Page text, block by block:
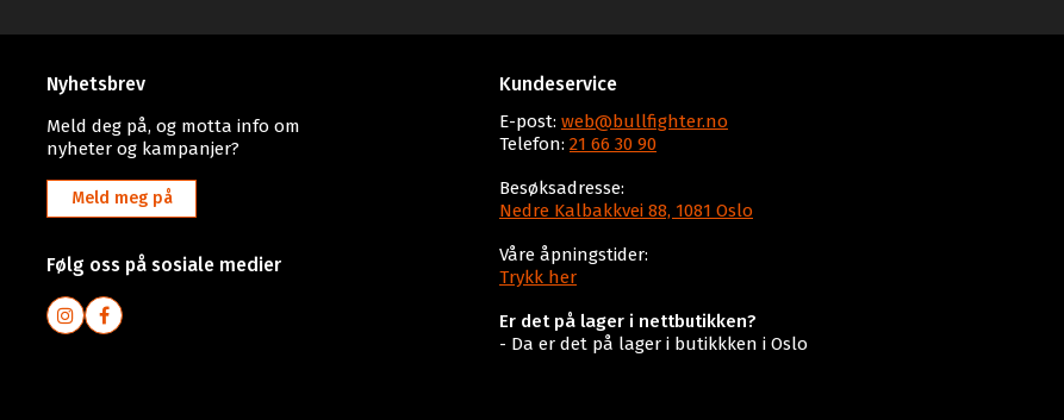
Nyhetsbrev
Meld deg på, og motta info om
nyheter og kampanjer?
Meld meg på
Følg oss på sosiale medier
Kundeservice
E-post: web@bullfighter.no
Telefon: 21 66 30 90
Besøksadresse:
Nedre Kalbakkvei 88, 1081 Oslo
Våre åpningstider:
Trykk her
Er det på lager i nettbutikken?
- Da er det på lager i butikkken i Oslo